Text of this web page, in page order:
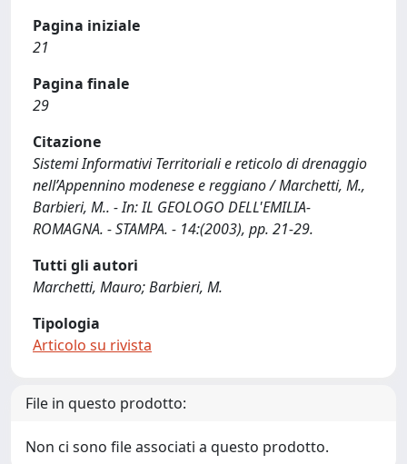
Pagina iniziale
21
Pagina finale
29
Citazione
Sistemi Informativi Territoriali e reticolo di drenaggio
nell’Appennino modenese e reggiano / Marchetti, M.,
Barbieri, M.. - In: IL GEOLOGO DELL'EMILIA-
ROMAGNA. - STAMPA. - 14:(2003), pp. 21-29.
Tutti gli autori
Marchetti, Mauro; Barbieri, M.
Tipologia
Articolo su rivista
File in questo prodotto:
Non ci sono file associati a questo prodotto.